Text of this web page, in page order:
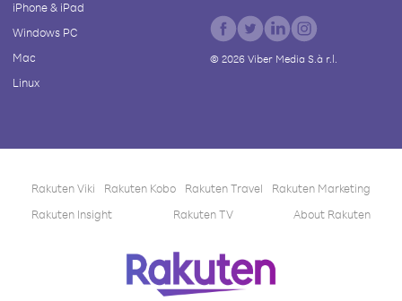
iPhone & iPad
Windows PC
Mac
Linux
© 2026Viber Media S.à r.l.
Rakuten Viki Rakuten Kobo Rakuten Travel
Rakuten Marketing
Rakuten Insight
Rakuten TV About Rakuten